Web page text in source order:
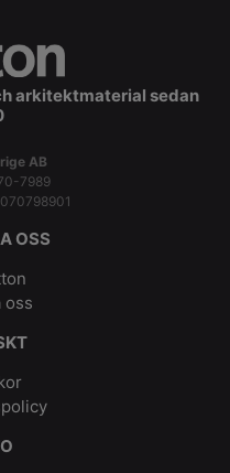
arkitektmaterial sedan
AB
7989
OSS
oss